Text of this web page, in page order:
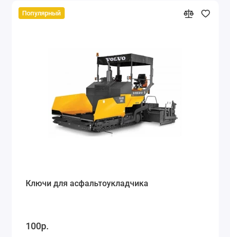
Популярный
Ключи для асфальтоукладчика
100р.